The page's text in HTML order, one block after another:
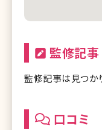
メンズリゼ
メンズリゼ
監修記事
監修記事は見つか
口コミ